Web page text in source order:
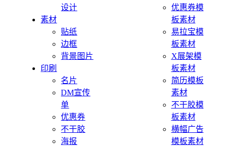
设计
素材
贴纸
边框
背景图片
印刷
名片
DM宣传
单
优惠券
不干胶
海报
优惠券模
板素材
易拉宝模
板素材
X展架模
板素材
简历模板
素材
不干胶模
板素材
横幅广告
模板素材